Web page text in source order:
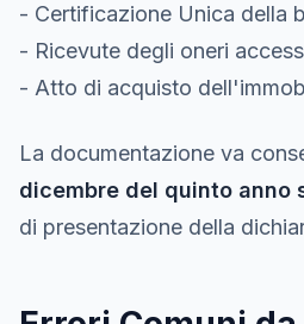
- Certificazione Unica della
- Ricevute degli oneri
- Atto di acquisto
La documentazione va
dicembre del quinto anno
di presentazione della